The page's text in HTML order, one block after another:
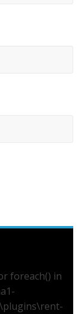
foreach() in